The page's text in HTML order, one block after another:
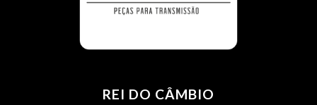
REI DO CÂMBIO